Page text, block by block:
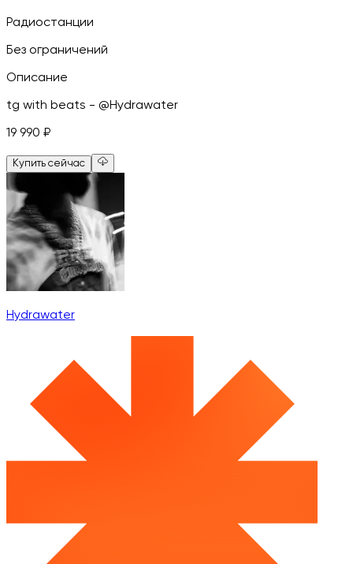
Радиостанции
Без ограничений
Описание
tg with beats - @Hydrawater
19 990 ₽
Купить сейчас
Hydrawater